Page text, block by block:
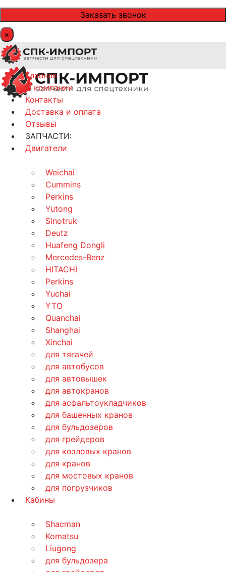
×
Главная
О компании
Контакты
Доставка и оплата
Отзывы
ЗАПЧАСТИ:
Двигатели
Weichai
Cummins
Perkins
Yutong
Sinotruk
Deutz
Huafeng Dongli
Mercedes-Benz
HITACHI
Perkins
Yuchai
YTO
Quanchai
Shanghai
Xinchai
для тягачей
для автобусов
для автовышек
для автокранов
для асфальтоукладчиков
для башенных кранов
для бульдозеров
для грейдеров
для козловых кранов
для кранов
для мостовых кранов
для погрузчиков
Кабины
Shacman
Komatsu
Liugong
для бульдозера